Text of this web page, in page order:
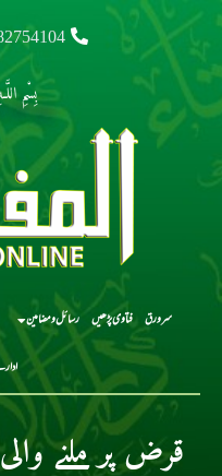
بِسْمِ
سرورق فتاوی پڑھیں رسائل و مضامین
قرض پر ملنے